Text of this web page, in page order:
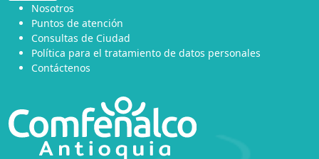
Nosotros
Puntos de atención
Consultas de Ciudad
Política para el tratamiento de datos personales
Contáctenos